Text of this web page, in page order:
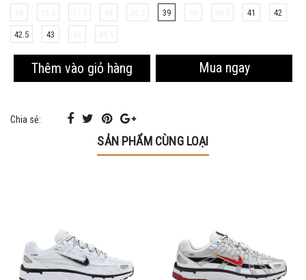
39 41 42
42.5 43
Thêm vào giỏ hàng Mua ngay
Chia sẻ:
SẢN PHẨM CÙNG LOẠI